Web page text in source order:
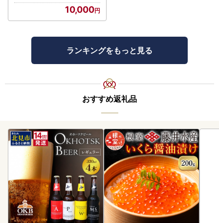
10,000
ランキングをもっと見る
おすすめ返礼品